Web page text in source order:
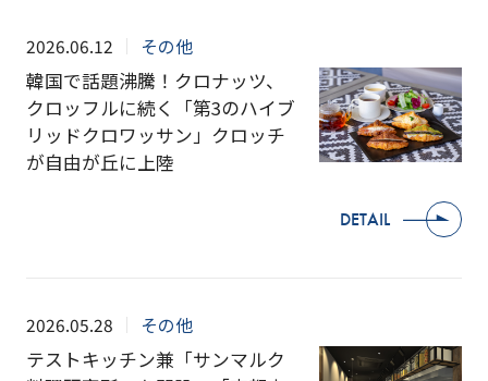
2026.06.12 その他
韓国で話題沸騰！クロナッツ、
クロッフルに続く「第3のハイブ
リッドクロワッサン」クロッチ
が自由が丘に上陸
DETAIL
2026.05.28 その他
テストキッチン兼「サンマルク